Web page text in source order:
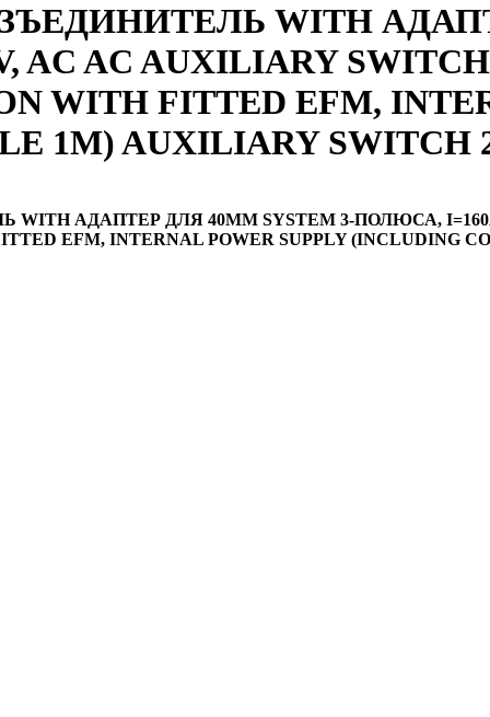
WITH
AC AUXILIARY SWITCH
WITH FITTED EFM,
1M) AUXILIARY SWITCH
АДАПТЕР ДЛЯ 40MM SYSTEM 3-ПОЛЮСА, I=160A,
EFM, INTERNAL POWER SUPPLY (INCLUDING